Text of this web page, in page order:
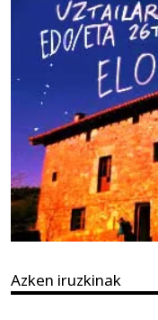
Azken iruzkinak